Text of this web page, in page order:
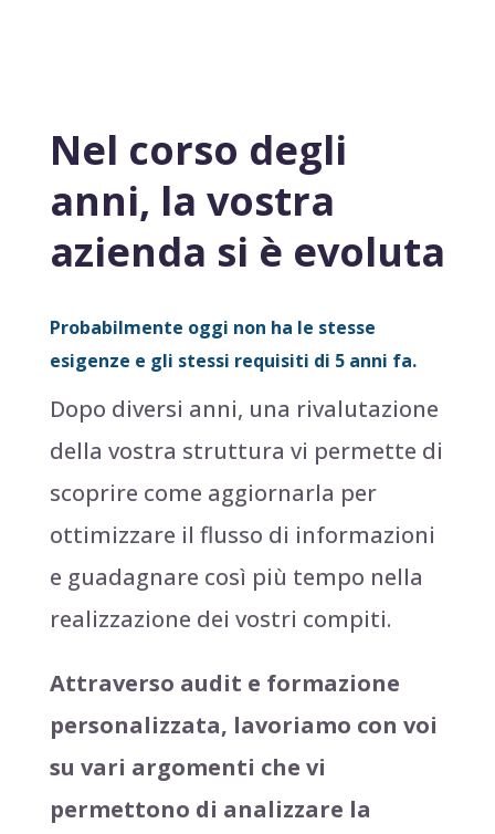
Nel corso degli
anni, la vostra
azienda si è evoluta
Probabilmente oggi non ha le stesse
esigenze e gli stessi requisiti di 5 anni fa.
Dopo diversi anni, una rivalutazione
della vostra struttura vi permette di
scoprire come aggiornarla per
ottimizzare il flusso di informazioni
e guadagnare così più tempo nella
realizzazione dei vostri compiti.
Attraverso audit e formazione
personalizzata, lavoriamo con voi
su vari argomenti che vi
permettono di analizzare la